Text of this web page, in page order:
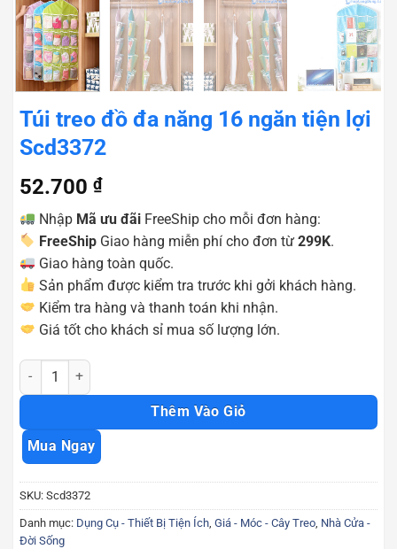
Túi treo đồ đa năng 16 ngăn tiện lợi
Scd3372
52.700 ₫
Nhập Mã ưu đãi FreeShip cho mỗi đơn hàng:
FreeShip Giao hàng miễn phí cho đơn từ299K.
Giao hàng toàn quốc.
Sản phẩm được kiểm tra trước khi gởi khách hàng.
Kiểm tra hàng và thanh toán khi nhận.
Giá tốt cho khách sỉ mua số lượng lớn.
Túi treo đồ đa năng 16 ngăn tiện lợi Scd3372 số lượng
Thêm Vào Giỏ
Mua Ngay
SKU: Scd3372
Danh mục: Dụng Cụ - Thiết Bị Tiện Ích, Giá - Móc - Cây Treo, Nhà Cửa -
Đời Sống